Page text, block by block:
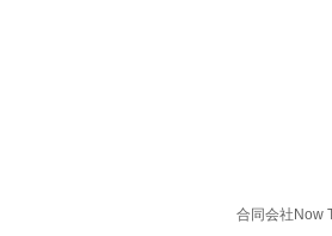
合同会社Now